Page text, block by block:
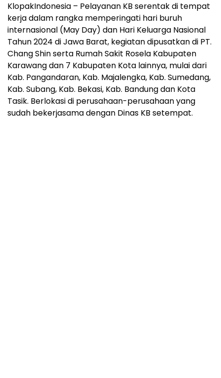
KlopakIndonesia – Pelayanan KB serentak di tempat
kerja dalam rangka memperingati hari buruh
internasional (May Day) dan Hari Keluarga Nasional
Tahun 2024 di Jawa Barat, kegiatan dipusatkan di PT.
Chang Shin serta Rumah Sakit Rosela Kabupaten
Karawang dan 7 Kabupaten Kota lainnya, mulai dari
Kab. Pangandaran, Kab. Majalengka, Kab. Sumedang,
Kab. Subang, Kab. Bekasi, Kab. Bandung dan Kota
Tasik. Berlokasi di perusahaan-perusahaan yang
sudah bekerjasama dengan Dinas KB setempat.